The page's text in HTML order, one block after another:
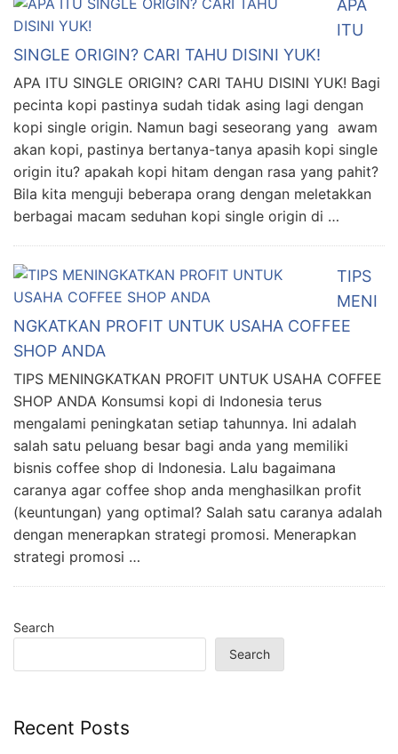
APA
ITU
SINGLE ORIGIN? CARI TAHU DISINI YUK!
APA ITU SINGLE ORIGIN? CARI TAHU DISINI YUK! Bagi
pecinta kopi pastinya sudah tidak asing lagi dengan
kopi single origin. Namun bagi seseorang yang awam
akan kopi, pastinya bertanya-tanya apasih kopi single
origin itu? apakah kopi hitam dengan rasa yang pahit?
Bila kita menguji beberapa orang dengan meletakkan
berbagai macam seduhan kopi single origin di …
TIPS
MENI
NGKATKAN PROFIT UNTUK USAHA COFFEE
SHOP ANDA
TIPS MENINGKATKAN PROFIT UNTUK USAHA COFFEE
SHOP ANDA Konsumsi kopi di Indonesia terus
mengalami peningkatan setiap tahunnya. Ini adalah
salah satu peluang besar bagi anda yang memiliki
bisnis coffee shop di Indonesia. Lalu bagaimana
caranya agar coffee shop anda menghasilkan profit
(keuntungan) yang optimal? Salah satu caranya adalah
dengan menerapkan strategi promosi. Menerapkan
strategi promosi …
Search
Search
Recent Posts